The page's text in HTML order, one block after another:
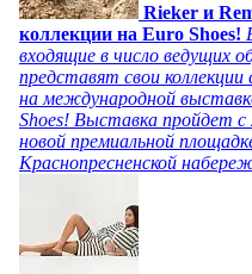
Rieker и
коллекции на Euro Shoes!
входящие в число ведущих
представят свои
на международной
Shoes! Выставка пройдет c
новой премиальной
Краснопресненской